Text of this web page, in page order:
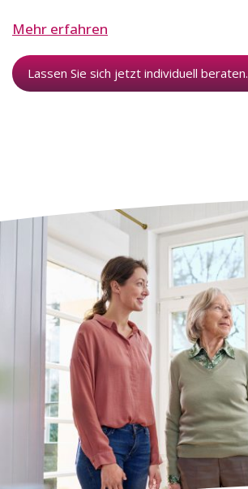
Mehr erfahren
Lassen Sie sich jetzt individuell beraten.